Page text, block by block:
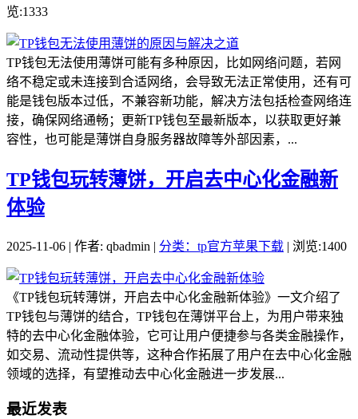
览:1333
TP钱包无法使用薄饼可能有多种原因，比如网络问题，若网
络不稳定或未连接到合适网络，会导致无法正常使用，还有可
能是钱包版本过低，不兼容新功能，解决方法包括检查网络连
接，确保网络通畅；更新TP钱包至最新版本，以获取更好兼
容性，也可能是薄饼自身服务器故障等外部因素，...
TP钱包玩转薄饼，开启去中心化金融新
体验
2025-11-06 | 作者: qbadmin | 分类：tp官方苹果下载 | 浏览:1400
《TP钱包玩转薄饼，开启去中心化金融新体验》一文介绍了
TP钱包与薄饼的结合，TP钱包在薄饼平台上，为用户带来独
特的去中心化金融体验，它可让用户便捷参与各类金融操作，
如交易、流动性提供等，这种合作拓展了用户在去中心化金融
领域的选择，有望推动去中心化金融进一步发展...
最近发表